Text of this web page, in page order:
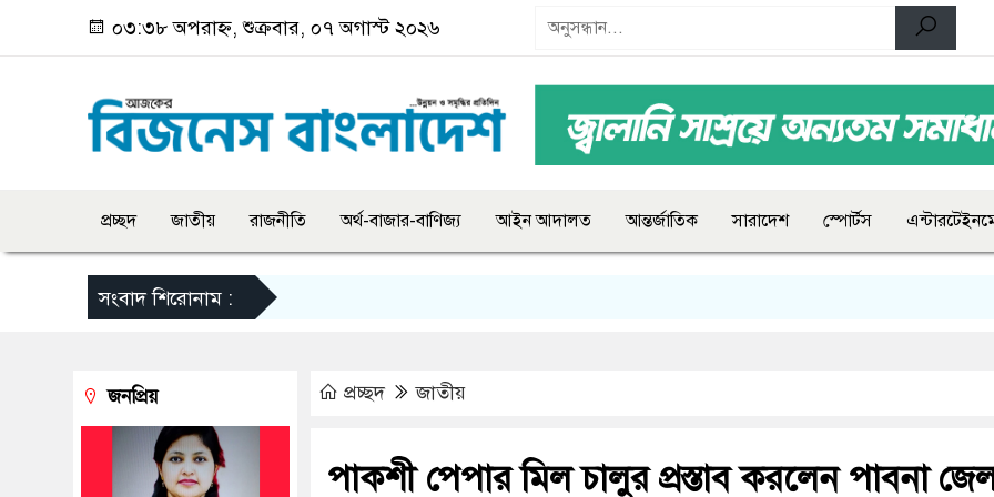
০৩:৩৮ অপরাহ্ন, শুক্রবার, ০৭ অগাস্ট ২০২৬
প্রচ্ছদ জাতীয় রাজনীতি অর্থ-বাজার-বাণিজ্য আইন আদালত আন্তর্জাতিক সারাদেশ স্পোর্টস
সংবাদ শিরোনাম :
প্রচ্ছদ জাতীয়
পাকশী পেপার মিল চালুর প্রস্তাব করলেন পাবনা
জনপ্রিয়